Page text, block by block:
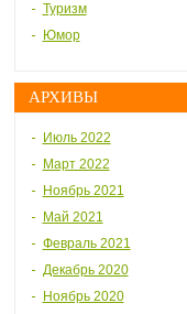
Туризм
Юмор
АРХИВЫ
Июль 2022
Март 2022
Ноябрь 2021
Май 2021
Февраль 2021
Декабрь 2020
Ноябрь 2020